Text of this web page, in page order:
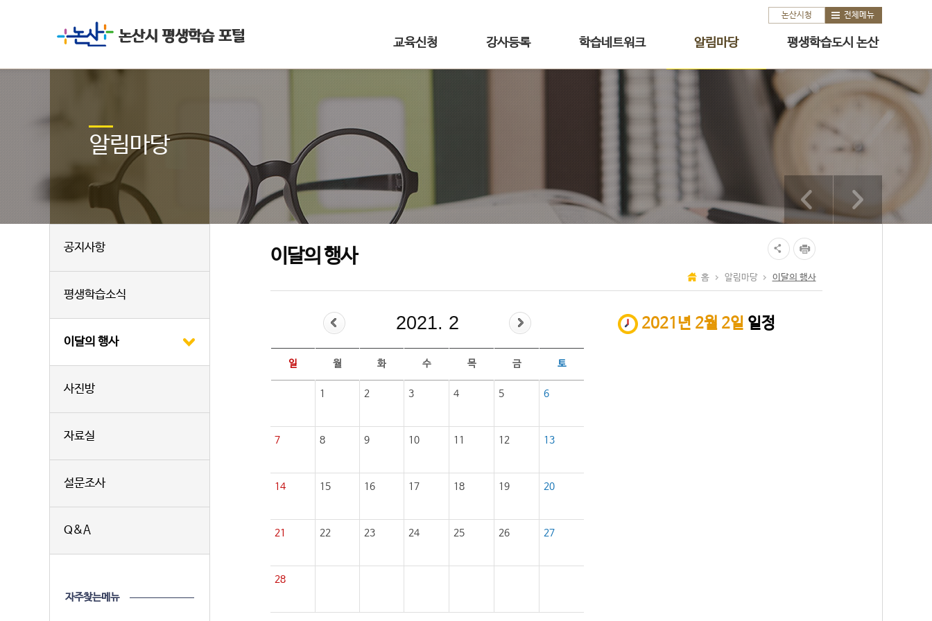
논산시청 전체메뉴
교육신청 강사등록 학습네트워크 알림마당 평생학습도시 논산
알림마당
공지사항
평생학습소식
이달의 행사
사진방
자료실
설문조사
Q&A
자주찾는메뉴
이달의 행사
홈 알림마당 이달의 행사
2021. 2
일 월 화 수 목 금 토
1 2 3 4 5 6
7 8 9 10 11 12 13
14 15 16 17 18 19 20
21 22 23 24 25 26 27
28
2021년 2월 2일 일정